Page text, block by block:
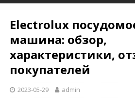
Electrolux
машина: обзор,
характеристики,
покупателей
2023-05-29 admin